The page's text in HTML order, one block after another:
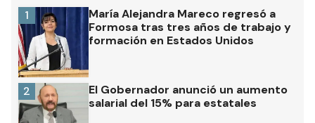
María Alejandra Mareco regresó a
Formosa tras tres años de trabajo y
formación en Estados Unidos
1
El Gobernador anunció un aumento
salarial del 15% para estatales
2